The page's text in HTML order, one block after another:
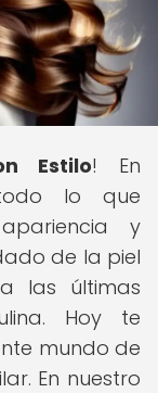
Estilo! En
lo que
y
de la piel
las últimas
Hoy te
mundo de
En nuestro